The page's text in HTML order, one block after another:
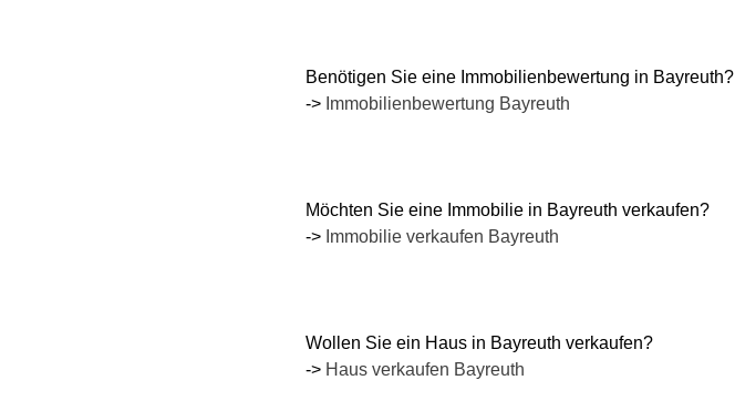
Benötigen Sie eine Immobilienbewertung in Bayreuth?
-> Immobilienbewertung Bayreuth
Möchten Sie eine Immobilie in Bayreuth verkaufen?
-> Immobilie verkaufen Bayreuth
Wollen Sie ein Haus in Bayreuth verkaufen?
-> Haus verkaufen Bayreuth